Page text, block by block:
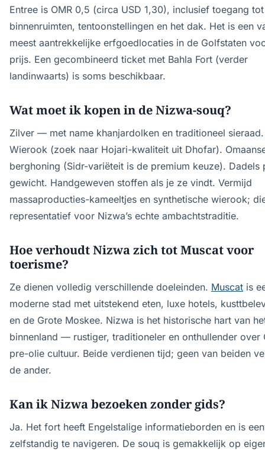
Entree is OMR 0,5 (circa USD 1,30), inclusief toegang
binnenruimten, tentoonstellingen en het dak. Het is een
meest aantrekkelijke erfgoedlocaties in de Golfstaten
prijs. Een gecombineerd ticket met Bahla Fort (verder
landinwaarts) is soms beschikbaar.
Wat moet ik kopen in de Nizwa-souq?
Zilver — met name khanjardolken en traditioneel sieraad.
Wierook (zoek naar Hojari-kwaliteit uit Dhofar).
berghoning (Sidr-variëteit is de premium keuze). Dadels
gewicht. Handgeweven stoffen als je ze vindt. Vermijd
massaproducties-kameeltjes en synthetische wierook;
representatief voor Nizwa’s echte ambachtstraditie.
Hoe verhoudt Nizwa zich tot Muscat voor
toerisme?
Ze dienen volledig verschillende doeleinden. Muscat is
moderne stad met uitstekend eten, luxe hotels,
en de Grote Moskee. Nizwa is het historische hart van
binnenland — rustiger, traditioneler en onthullender over
pre-olie cultuur. Beide verdienen tijd; geen van beiden
de ander.
Kan ik Nizwa bezoeken zonder gids?
Ja. Het fort heeft Engelstalige informatieborden en is
zelfstandig te navigeren. De souq is gemakkelijk op